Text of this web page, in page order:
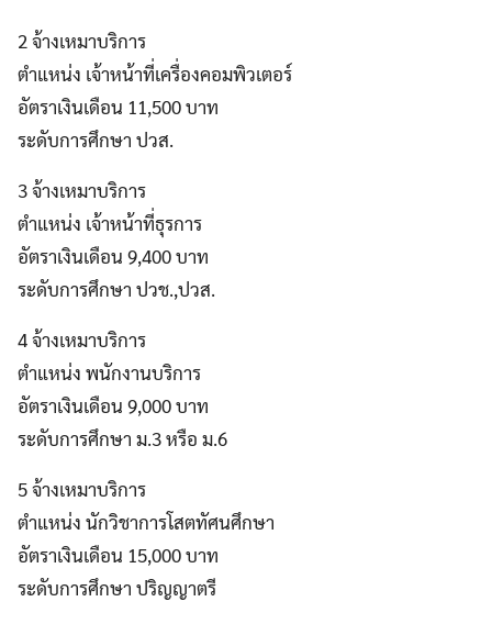
2 จ้างเหมาบริการ
ตำแหน่ง เจ้าหน้าที่เครื่องคอมพิวเตอร์
อัตราเงินเดือน 11,500 บาท
ระดับการศึกษา ปวส.
3 จ้างเหมาบริการ
ตำแหน่ง เจ้าหน้าที่ธุรการ
อัตราเงินเดือน 9,400 บาท
ระดับการศึกษา ปวช.,ปวส.
4 จ้างเหมาบริการ
ตำแหน่ง พนักงานบริการ
อัตราเงินเดือน 9,000 บาท
ระดับการศึกษา ม.3 หรือ ม.6
5 จ้างเหมาบริการ
ตำแหน่ง นักวิชาการโสตทัศนศึกษา
อัตราเงินเดือน 15,000 บาท
ระดับการศึกษา ปริญญาตรี